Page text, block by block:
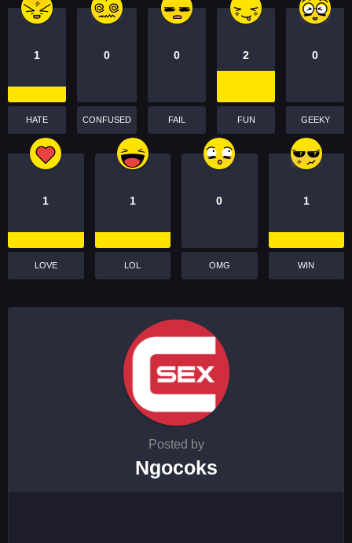
1
HATE
0
CONFUSED
0
FAIL
2
FUN
0
GEEKY
1
LOVE
1
LOL
0
OMG
1
WIN
Posted by
Ngocoks